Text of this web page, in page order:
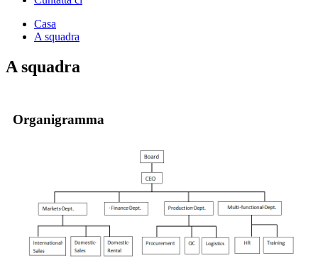
Casa
A squadra
A squadra
Organigramma